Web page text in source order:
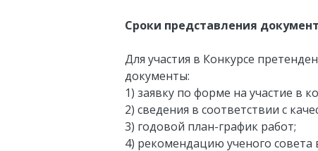
Сроки представления
Для участия в Конкурсе
документы:
1) заявку по форме на участие в
2) сведения в соответствии с
3) годовой план-график работ;
4) рекомендацию ученого совета